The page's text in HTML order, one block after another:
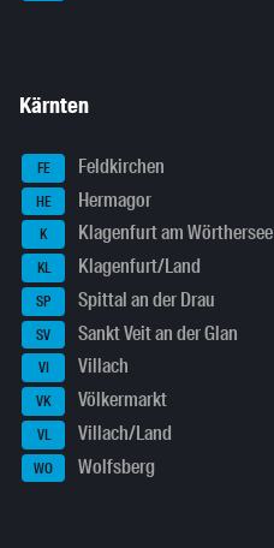
Kärnten
FE Feldkirchen
HE Hermagor
K Klagenfurt am Wörthersee
KL Klagenfurt/Land
SP Spittal an der Drau
SV Sankt Veit an der Glan
VI Villach
VK Völkermarkt
VL Villach/Land
WO Wolfsberg